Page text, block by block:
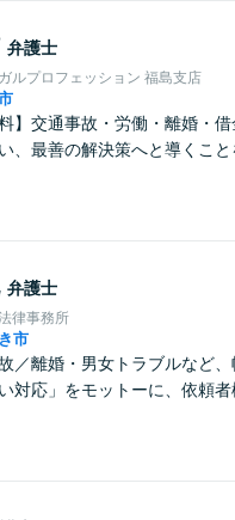
弁護士
ルプロフェッション 福島支店
料】交通事故・労働・離婚・
、最善の解決策へと導くこ
弁護士
律事務所
市
／離婚・男女トラブルなど
対応」をモットーに、依頼